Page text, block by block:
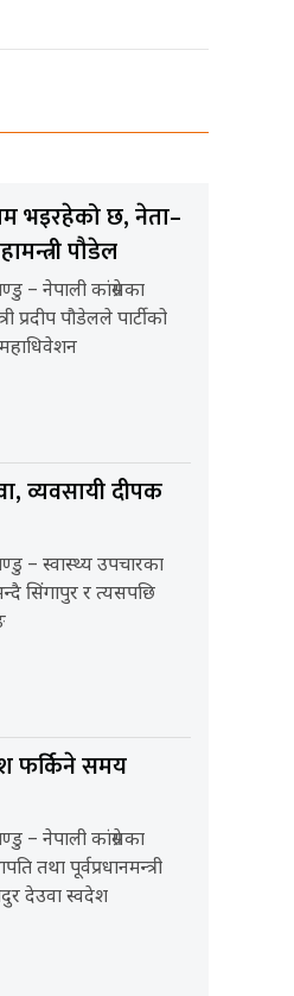
भइरहेको छ, नेता–
पौडेल
– नेपाली कांग्रेसका
प्रदीप पौडेलले पार्टीको
व्यवसायी दीपक
– स्वास्थ्य उपचारका
सिंगापुर र त्यसपछि
फर्किने समय
– नेपाली कांग्रेसका
तथा पूर्वप्रधानमन्त्री
देउवा स्वदेश